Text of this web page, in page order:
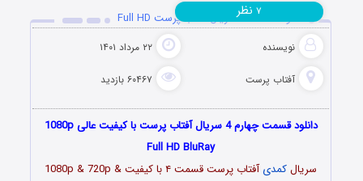
دانلود قسمت 4 سریال آفتاب پرست Full HD
نویسنده ۲۲ مرداد ۱۴۰۱
آفتاب پرست ۶۰۴۶۷ بازدید
۷ نظر
دانلود قسمت چهارم 4 سریال آفتاب پرست با کیفیت عالی 1080p
Full HD BluRay
سریالکمدیآفتاب پرست قسمت۴
با کیفیت 1080p & 720p &